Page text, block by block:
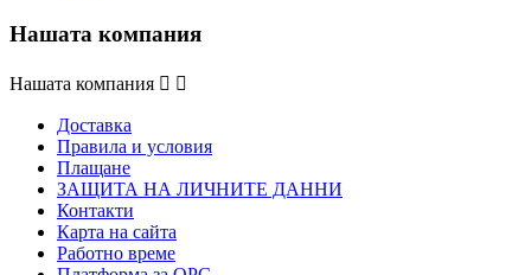
Нашата компания
Нашата компания  
Доставка
Правила и условия
Плащане
ЗАЩИТА НА ЛИЧНИТЕ ДАННИ
Контакти
Карта на сайта
Работно време